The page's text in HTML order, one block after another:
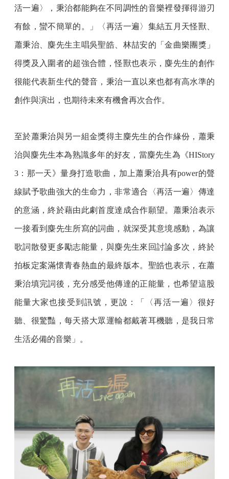
活一遍〉，秉治都能夠在不同調性的音樂裡發揮得游刃
有餘，蠻不簡單的。」〈再活一遍〉集結五月天怪獸、
蕭秉治、麋先生主唱吳聖皓、林喆安的「金曲樂團獎」
得獎及入圍者的超強合體，怪獸也表示，麋先生的創作
很能代表新生代的聲音，秉治一直以來也都有高水準的
創作與演出，也期待未來有機會再次合作。
至於蕭秉治與另一組金獎得主麋先生的合作緣份，蕭秉
治與麋先生本為熟識多年的好友，當麋先生為《HIStory
3：那一天》量身打造歌曲，加上蕭秉治具有power的聲
線賦予歌曲強大的生命力，非常適合〈再活一遍〉傳達
的意涵，終於藉由此劇首度達成合作願望。蕭秉治表示
一接看到麋先生所寫的詞曲，就深受其意境感動，為讓
歌詞散發更多勵志能量，與麋先生來回討論多次，終於
拍板定案滿懷青春熱血的最終版本。聖皓也表示，在蕭
秉治填完詞後，充分感受他傳達的正能量，也希望這股
能量大家也接受到訊號，更說：「〈再活一遍〉很好
聽、很驚豔，每天搭大眾運輸都戴著耳機聽，是我日常
生活必備的音樂」。